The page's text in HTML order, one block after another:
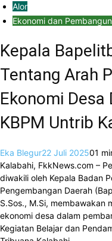
Alor
Ekonomi dan
Kepala
Tentang Arah
Ekonomi Desa
KBPM Untrib
Eka Blegur22 Juli 202501
Kalabahi, FkkNews.com –
diwakili oleh Kepala Badan
Pengembangan Daerah
S.Sos., M.Si, membawakan
ekonomi desa dalam
Kegiatan Belajar dan